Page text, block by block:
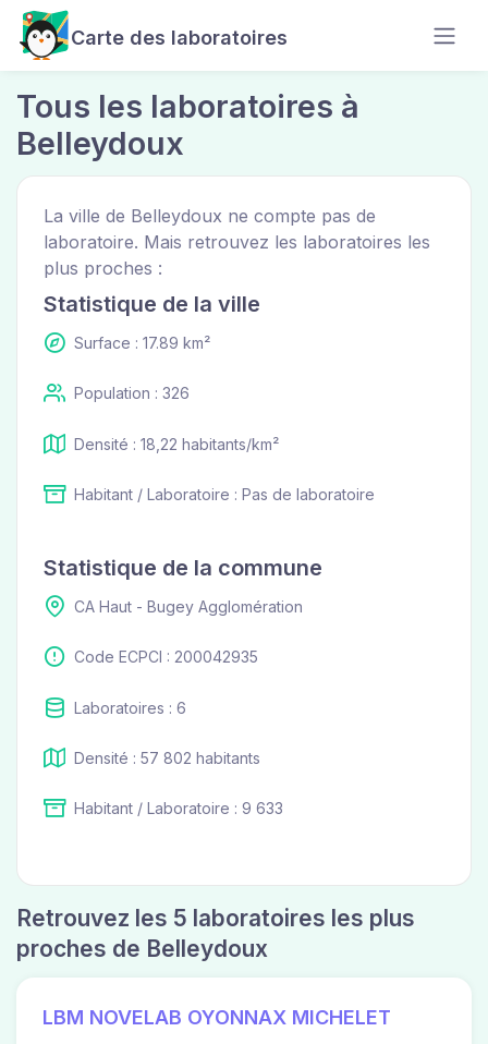
Carte des laboratoires
Tous les laboratoires à
Belleydoux
La ville de Belleydoux ne compte pas de
laboratoire. Mais retrouvez les laboratoires les
plus proches :
Statistique de la ville
Surface : 17.89 km²
Population : 326
Densité : 18,22 habitants/km²
Habitant / Laboratoire : Pas de laboratoire
Statistique de la commune
CA Haut - Bugey Agglomération
Code ECPCI : 200042935
Laboratoires : 6
Densité : 57 802 habitants
Habitant / Laboratoire : 9 633
Retrouvez les 5 laboratoires les plus
proches de Belleydoux
LBM NOVELAB OYONNAX MICHELET